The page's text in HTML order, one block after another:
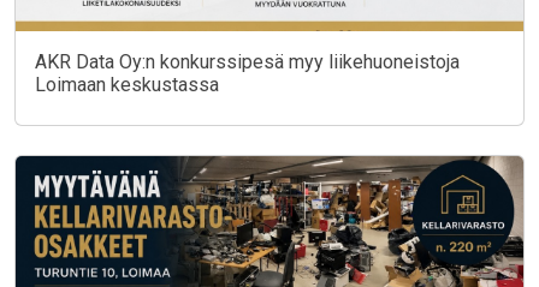
AKR Data Oy:n konkurssipesä myy liikehuoneistoja
Loimaan keskustassa